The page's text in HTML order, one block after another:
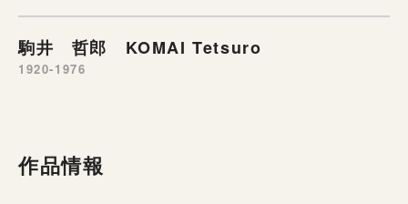
駒井 哲郎 KOMAI Tetsuro
1920-1976
作品情報